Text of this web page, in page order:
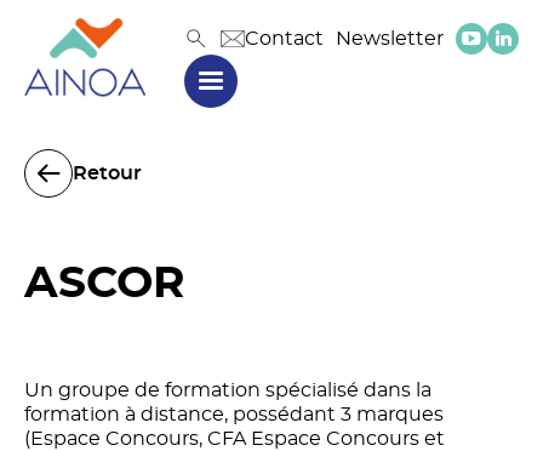
Contact Newsletter
Retour
ASCOR
Un groupe de formation spécialisé dans la
formation à distance, possédant 3 marques
(Espace Concours, CFA Espace Concours et